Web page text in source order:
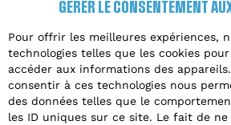
GÉRER LE CONSENTEMENT
Pour offrir les meilleures expériences,
technologies telles que les cookies
accéder aux informations des
consentir à ces technologies nous
des données telles que le
les ID uniques sur ce site. Le fait de